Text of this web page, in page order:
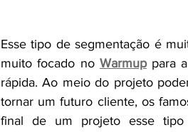
Esse tipo de segmentação é
muito focado no Warmup para
rápida. Ao meio do projeto
tornar um futuro cliente, os
final de um projeto esse tipo